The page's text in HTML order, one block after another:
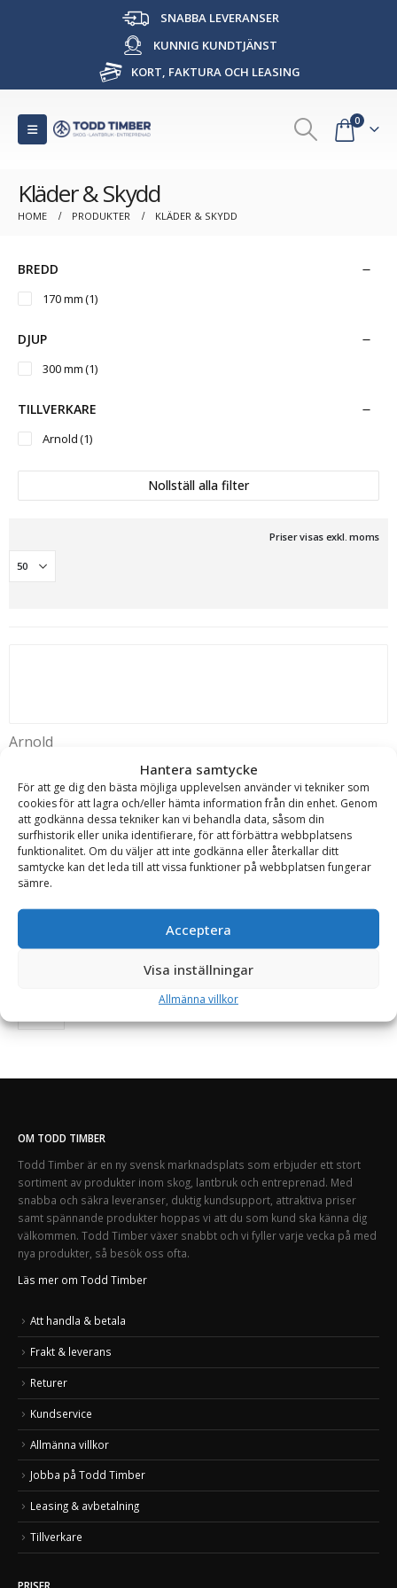
Hantera samtycke
För att ge dig den bästa möjliga upplevelsen använder vi tekniker som
cookies för att lagra och/eller hämta information från din enhet. Genom
att godkänna dessa tekniker kan vi behandla data, såsom din
surfhistorik eller unika identifierare, för att förbättra webbplatsens
funktionalitet. Om du väljer att inte godkänna eller återkallar ditt
samtycke kan det leda till att vissa funktioner på webbplatsen fungerar
sämre.
Acceptera
Visa inställningar
Allmänna villkor
SNABBA LEVERANSER
KUNNIG KUNDTJÄNST
KORT, FAKTURA OCH LEASING
0
Kläder & Skydd
HOME PRODUKTER KLÄDER & SKYDD
BREDD
170 mm(1)
DJUP
300 mm(1)
TILLVERKARE
Arnold(1)
Nollställ alla filter
Priser visas exkl. moms
Arnold
Skogshjälm ECO – med visir och hörselskydd,
ansiktsskydd av metallnät, individuellt inställningsbar
Bredd: 170 mm Djup: 300 mm Höjd: 260 mmVikt: 0.98 kg
Läs mer
Offert!
Begär offert
OM TODD TIMBER
Todd Timber är en ny svensk marknadsplats som erbjuder ett stort
sortiment av produkter inom skog, lantbruk och entreprenad. Med
snabba och säkra leveranser, duktig kundsupport, attraktiva priser
samt spännande produkter hoppas vi att du som kund ska känna dig
välkommen. Todd Timber växer snabbt och vi fyller varje vecka på med
nya produkter, så besök oss ofta.
Läs mer om Todd Timber
Att handla & betala
Frakt & leverans
Returer
Kundservice
Allmänna villkor
Jobba på Todd Timber
Leasing & avbetalning
Tillverkare